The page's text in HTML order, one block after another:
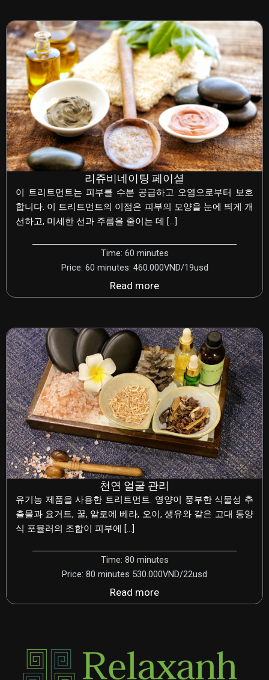
리쥬비네이팅 페이셜
이 트리트먼트는 피부를 수분 공급하고 오염으로부터 보호
합니다. 이 트리트먼트의 이점은 피부의 모양을 눈에 띄게 개
선하고, 미세한 선과 주름을 줄이는 데 […]
Time: 60 minutes
Price: 60 minutes: 460.000VND/19usd
Read more
천연 얼굴 관리
유기농 제품을 사용한 트리트먼트. 영양이 풍부한 식물성 추
출물과 요거트, 꿀, 알로에 베라, 오이, 생유와 같은 고대 동양
식 포뮬러의 조합이 피부에 […]
Time: 80 minutes
Price: 80 minutes 530.000VND/22usd
Read more